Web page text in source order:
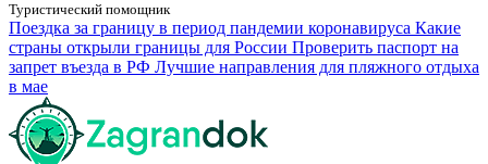
Туристический помощник
Поездка за границу в период пандемии коронавируса Какие
страны открыли границы для России Проверить паспорт на
запрет въезда в РФ Лучшие направления для пляжного отдыха
в мае